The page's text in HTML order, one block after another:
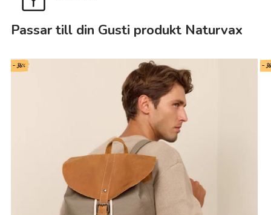
Passar till din Gusti produkt Naturvax
- 36% -